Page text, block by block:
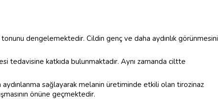
dengelemektedir. Cildin genç ve daha aydınlık görünmesini
katkıda bulunmaktadır. Aynı zamanda ciltte
sağlayarak melanin üretiminde etkili olan tirozinaz
önüne geçmektedir.